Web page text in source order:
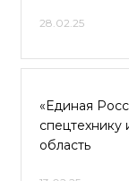
28.02.25
«Единая
область